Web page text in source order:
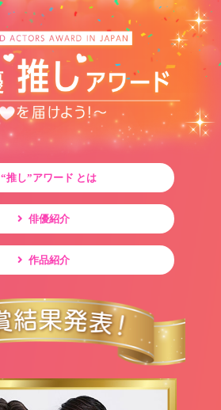
“推し”アワード とは
俳優紹介
作品紹介